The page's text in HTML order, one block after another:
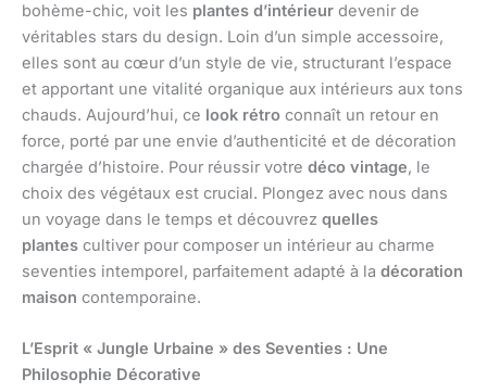
bohème-chic, voit les plantes d’intérieur devenir de
véritables stars du design. Loin d’un simple accessoire,
elles sont au cœur d’un style de vie, structurant l’espace
et apportant une vitalité organique aux intérieurs aux tons
chauds. Aujourd’hui, ce look rétro connaît un retour en
force, porté par une envie d’authenticité et de décoration
chargée d’histoire. Pour réussir votre déco vintage, le
choix des végétaux est crucial. Plongez avec nous dans
un voyage dans le temps et découvrez quelles
plantes cultiver pour composer un intérieur au charme
seventies intemporel, parfaitement adapté à la décoration
maison contemporaine.
L’Esprit « Jungle Urbaine » des Seventies : Une
Philosophie Décorative